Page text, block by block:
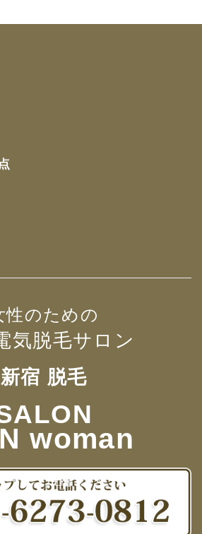
性のための
気脱毛サロン
新宿 脱毛
woman